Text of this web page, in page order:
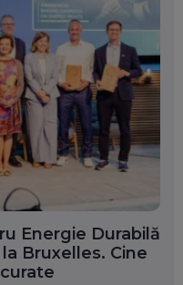
Energie Durabilă
Bruxelles. Cine